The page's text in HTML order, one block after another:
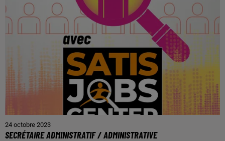
24 octobre 2023
SECRÉTAIRE ADMINISTRATIF / ADMINISTRATIVE